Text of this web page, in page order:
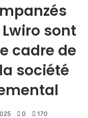
sont
cadre de
société
0 170